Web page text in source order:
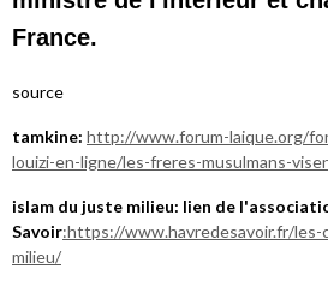
France.
source
tamkine: http://www.forum-laique.org/
louizi-en-ligne/les-freres-musulmans-
islam du juste milieu: lien de
Savoir:https://www.havredesavoir.fr/
milieu/